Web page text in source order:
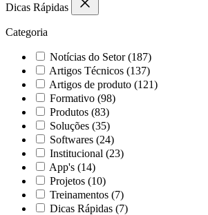
Dicas Rápidas
Categoria
Notícias do Setor (187)
Artigos Técnicos (137)
Artigos de produto (121)
Formativo (98)
Produtos (83)
Soluções (35)
Softwares (24)
Institucional (23)
App's (14)
Projetos (10)
Treinamentos (7)
Dicas Rápidas (7)